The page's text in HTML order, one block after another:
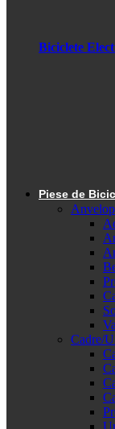
Biciclete
Piese de
Cadre/